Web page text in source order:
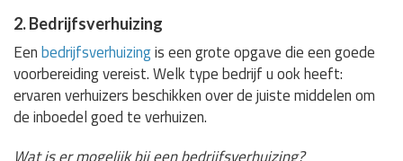
2. Bedrijfsverhuizing
Eenbedrijfsverhuizingis een grote opgave die een goede
voorbereiding vereist. Welk type bedrijf u ook heeft:
ervaren verhuizers beschikken over de juiste middelen om
de inboedel goed te verhuizen.